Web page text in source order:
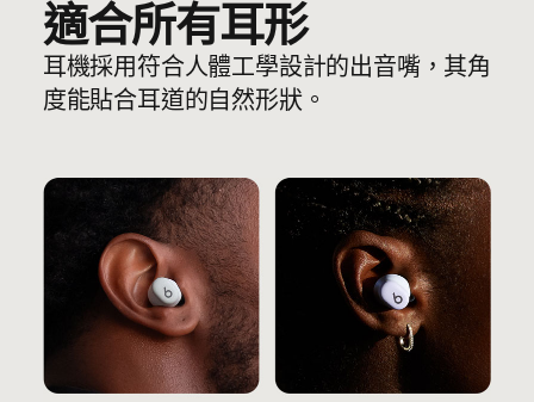
適合所有耳形
耳機採用符合人體工學設計的出音嘴，其角
度能貼合耳道的自然形狀。